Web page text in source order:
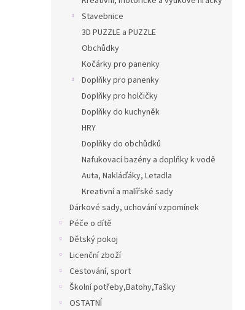
Stavebnice
3D PUZZLE a PUZZLE
Obchůdky
Kočárky pro panenky
Doplňky pro panenky
Doplňky pro holčičky
Doplňky do kuchyněk
HRY
Doplňky do obchůdků
Nafukovací bazény a doplňky k vodě
Auta, Nakláďáky, Letadla
Kreativní a malířské sady
Dárkové sady, uchování vzpomínek
Péče o dítě
Dětský pokoj
Licenční zboží
Cestování, sport
Školní potřeby,Batohy,Tašky
OSTATNÍ